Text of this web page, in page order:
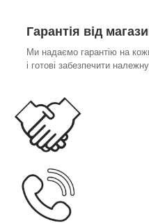
Гарантія від
Ми надаємо гарантію на
і готові забезпечити